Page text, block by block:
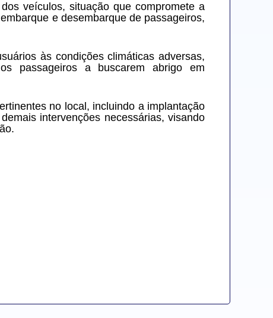
veículos, situação que compromete a
e desembarque de passageiros,
às condições climáticas adversas,
passageiros a buscarem abrigo em
no local, incluindo a implantação
intervenções necessárias, visando